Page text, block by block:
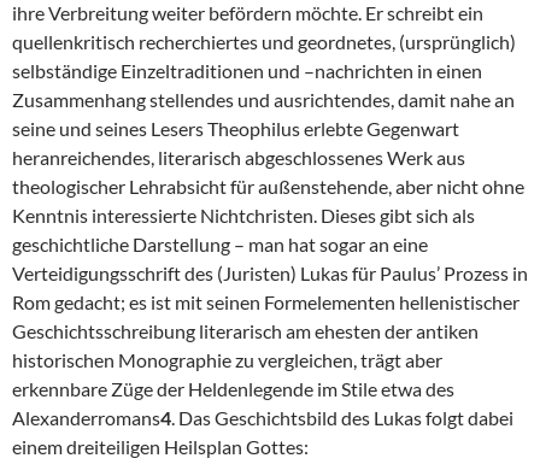
ihre Verbreitung weiter befördern möchte. Er schreibt ein
quellenkritisch recherchiertes und geordnetes, (ursprünglich)
selbständige Einzeltraditionen und –nachrichten in einen
Zusammenhang stellendes und ausrichtendes, damit nahe an
seine und seines Lesers Theophilus erlebte Gegenwart
heranreichendes, literarisch abgeschlossenes Werk aus
theologischer Lehrabsicht für außenstehende, aber nicht ohne
Kenntnis interessierte Nichtchristen. Dieses gibt sich als
geschichtliche Darstellung – man hat sogar an eine
Verteidigungsschrift des (Juristen) Lukas für Paulus’ Prozess in
Rom gedacht; es ist mit seinen Formelementen hellenistischer
Geschichtsschreibung literarisch am ehesten der antiken
historischen Monographie zu vergleichen, trägt aber
erkennbare Züge der Heldenlegende im Stile etwa des
Alexanderromans4. Das Geschichtsbild des Lukas folgt dabei
einem dreiteiligen Heilsplan Gottes: